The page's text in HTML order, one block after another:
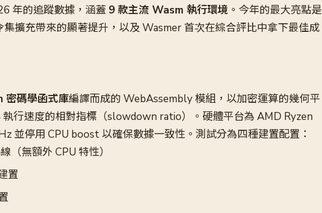
年的追蹤數據，涵蓋 9 款主流 Wasm 執行環境 。今年的最大亮點是
集擴充帶來的顯著提升，以及 Wasmer 首次在綜合評比中拿下最佳成
密碼學函式庫編譯而成的 WebAssembly 模組，以加密運算的幾何平
行速度的相對指標（slowdown ratio）。硬體平台為 AMD Ryzen
並停用 CPU boost 以確保數據一致性。測試分為四種建置配置：
（無額外 CPU 特性）
置